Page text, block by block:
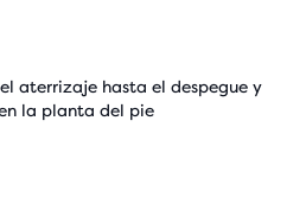
aterrizaje hasta el despegue y
la planta del pie